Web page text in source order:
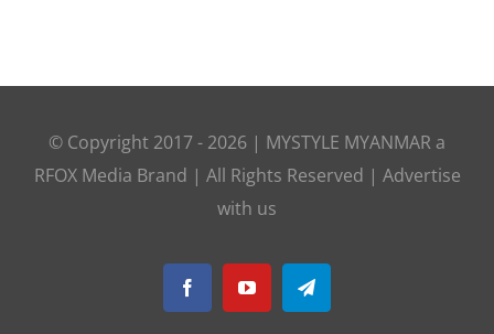
© Copyright 2017 - 2026|MYSTYLE MYANMARa
Brand | All Rights Reserved |